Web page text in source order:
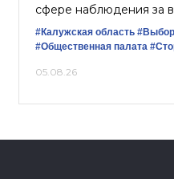
сфере наблюдения за
#Калужская область
#Общественная палата
05.08.26